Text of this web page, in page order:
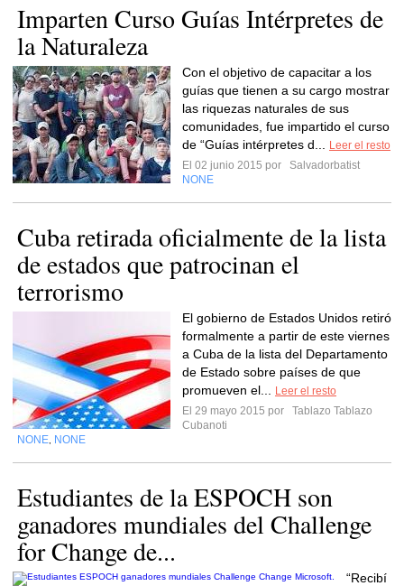
Imparten Curso Guías Intérpretes de
la Naturaleza
Con el objetivo de capacitar a los
guías que tienen a su cargo mostrar
las riquezas naturales de sus
comunidades, fue impartido el curso
de “Guías intérpretes d...
Leer el resto
El 02 junio 2015 por
Salvadorbatist
NONE
Cuba retirada oficialmente de la lista
de estados que patrocinan el
terrorismo
El gobierno de Estados Unidos retiró
formalmente a partir de este viernes
a Cuba de la lista del Departamento
de Estado sobre países de que
promueven el...
Leer el resto
El 29 mayo 2015 por
Tablazo Tablazo
Cubanoti
NONE NONE
Estudiantes de la ESPOCH son
ganadores mundiales del Challenge
for Change de...
“Recibí